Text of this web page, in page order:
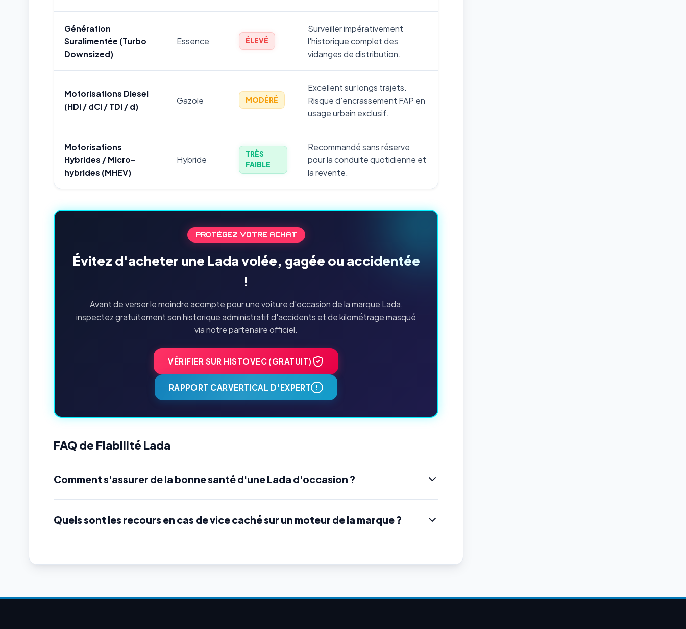
Génération
Suralimentée (Turbo
Downsized)
Essence ÉLEVÉ
Surveiller impérativement
l'historique complet des
vidanges de distribution.
Motorisations Diesel
(HDi / dCi / TDI / d)
Gazole MODÉRÉ
Excellent sur longs trajets.
Risque d'encrassement FAP en
usage urbain exclusif.
Motorisations
Hybrides / Micro-
hybrides (MHEV)
Hybride
TRÈS
FAIBLE
Recommandé sans réserve
pour la conduite quotidienne et
la revente.
PROTÉGEZ VOTRE ACHAT
Évitez d'acheter une Lada volée, gagée ou accidentée
!
Avant de verser le moindre acompte pour une voiture d'occasion de la marque Lada,
inspectez gratuitement son historique administratif d'accidents et de kilométrage masqué
via notre partenaire officiel.
VÉRIFIER SUR HISTOVEC (GRATUIT)
RAPPORT CARVERTICAL D'EXPERT
FAQ de Fiabilité Lada
Comment s'assurer de la bonne santé d'une Lada d'occasion ?
Quels sont les recours en cas de vice caché sur un moteur de la marque ?